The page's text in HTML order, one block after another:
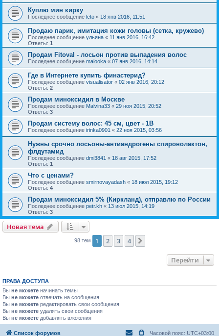
Куплю мин кирку
Последнее сообщение leto « 18 янв 2016, 11:51
Продаю парик, имитация кожи головы (сетка, кружево)
Последнее сообщение ульяна « 11 янв 2016, 16:42
Ответы: 1
Продам Fitoval - лосьон против выпадения волос
Последнее сообщение malooka « 07 янв 2016, 14:14
Где в Интернете купить финастерид?
Последнее сообщение visualisator « 02 янв 2016, 20:12
Ответы: 2
Продам миноксидил в Москве
Последнее сообщение Malvina33 « 29 ноя 2015, 20:52
Ответы: 3
Продам систему волос: 45 см, цвет - 1B
Последнее сообщение irinka0901 « 22 ноя 2015, 03:56
Нужны срочно лосьоны-антиандрогены спиронолактон,
флдутамид
Последнее сообщение dmi3841 « 18 авг 2015, 17:52
Ответы: 1
Что с ценами?
Последнее сообщение smirnovayadash « 18 июл 2015, 19:12
Ответы: 4
Продам миноксидил 5% (Киркланд), отправлю по России
Последнее сообщение petr.kh « 13 июл 2015, 14:19
Ответы: 3
Новая тема
98 тем 1 2 3 4
Перейти
ПРАВА ДОСТУПА
Вы не можете начинать темы
Вы не можете отвечать на сообщения
Вы не можете редактировать свои сообщения
Вы не можете удалять свои сообщения
Вы не можете добавлять вложения
Список форумов Часовой пояс: UTC+03:00